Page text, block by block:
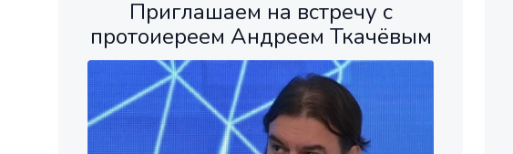
Приглашаем на встречу с
протоиереем Андреем Ткачëвым